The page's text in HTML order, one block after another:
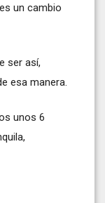
un cambio
ser así,
esa manera.
unos 6